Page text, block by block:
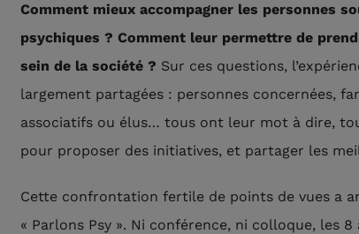
Comment mieux accompagner les personnes
psychiques ? Comment leur permettre de
sein de la société ? Sur ces questions,
largement partagées : personnes concernées,
associatifs ou élus… tous ont leur mot à dire,
pour proposer des initiatives, et partager les
Cette confrontation fertile de points de vues a
« Parlons Psy ». Ni conférence, ni colloque, les